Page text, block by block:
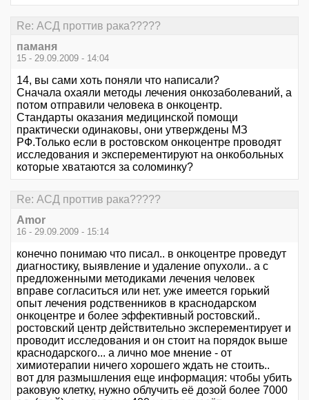
Re: АСД проттив рака?????
паманя
15 - 29.09.2009 - 14:04
14, вы сами хоть поняли что написали?
Сначала охаяли методы лечения онкозаболеваний, а
потом отправили человека в онкоцентр.
Стандарты оказания медицинской помощи
практически одинаковы, они утверждены МЗ
РФ.Только если в ростовском онкоцентре проводят
исследования и эксперементируют на онкобольных
которые хватаются за соломинку?
Re: АСД проттив рака?????
Amor
16 - 29.09.2009 - 15:14
конечно понимаю что писал.. в онкоцентре проведут
диагностику, выявление и удаление опухоли.. а с
предложенными методиками лечения человек
вправе согласиться или нет. уже имеется горький
опыт лечения родственников в краснодарском
онкоцентре и более эффективный ростовский..
ростовский центр действительно эксперементирует и
проводит исследования и он стоит на порядок выше
краснодарского... а лично мое мнение - от
химиотерапии ничего хорошего ждать не стоить..
вот для размышления еще информация: чтобы убить
раковую клетку, нужно облучить её дозой более 7000